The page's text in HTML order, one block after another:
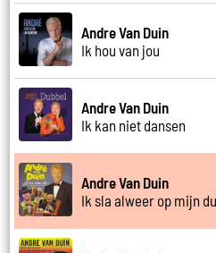
Andre Van Duin
Ik hou van jou
Andre Van Duin
Ik kan niet dansen
Andre Van Duin
Ik sla alweer op mijn